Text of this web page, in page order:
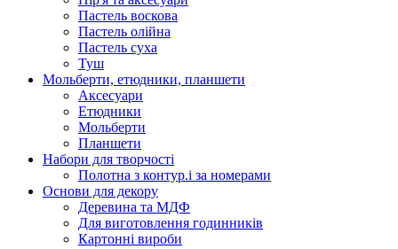
Пастель воскова
Пастель олійна
Пастель суха
Туш
Мольберти, етюдники, планшети
Аксесуари
Етюдники
Мольберти
Планшети
Набори для творчості
Полотна з контур.і за номерами
Основи для декору
Деревина та МДФ
Для виготовлення годинників
Картонні вироби